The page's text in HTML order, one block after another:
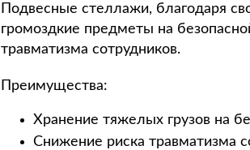
Подвесные стеллажи, благодаря
громоздкие предметы на
травматизма сотрудников.
Преимущества:
Хранение тяжелых грузов на
Снижение риска травматизма